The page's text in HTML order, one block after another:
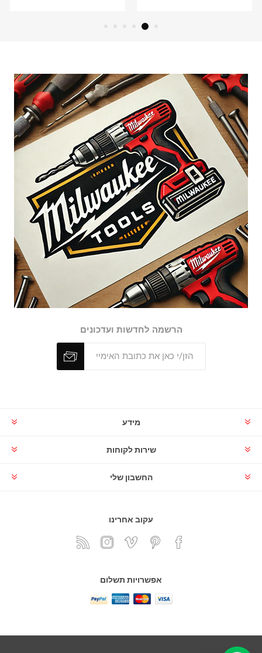
הרשמה לחדשות ועדכונים
מידע
שירות לקוחות
החשבון שלי
עקוב אחרינו
אפשרויות תשלום